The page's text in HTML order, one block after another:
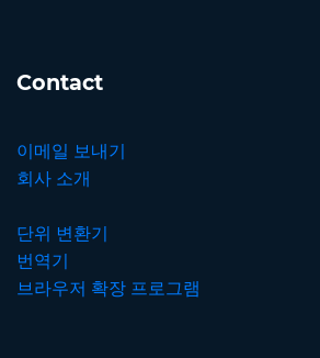
Contact
이메일 보내기
회사 소개
단위 변환기
번역기
브라우저 확장 프로그램